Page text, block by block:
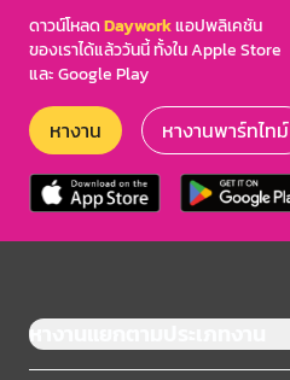
ดาวน์โหลดDayworkแอปพลิเคชัน
ของเราได้แล้ววันนี้ ทั้งใน Apple Store
และ Google Play
หางาน หางานพาร์ทไทม์
หางานแยกตามประเภทงาน